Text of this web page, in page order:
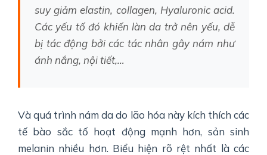
suy giảm elastin, collagen, Hyaluronic acid.
Các yếu tố đó khiến làn da trở nên yếu, dễ
bị tác động bởi các tác nhân gây nám như
ánh nắng, nội tiết,…
Và quá trình nám da do lão hóa này kích thích các
tế bào sắc tố hoạt động mạnh hơn, sản sinh
melanin nhiều hơn. Biểu hiện rõ rệt nhất là các